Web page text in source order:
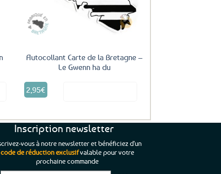
Autocollant Carte de la Bretagne –
Le Gwenn ha du
2,95€
je pouvais pas
;)
“C’est agréable et tout aussi rassurant
de constater qu’il n’y a pas de petite
Inscription newsletter
vous à notre newsletter et bénéficiez d'un
code de réduction exclusifvalable pour votre
prochaine commande